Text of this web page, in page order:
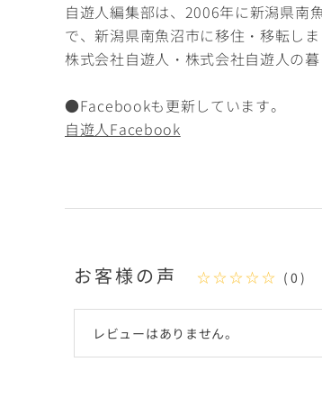
自遊人編集部は、2006年に新潟県南
で、新潟県南魚沼市に移住・移転しま
株式会社自遊人・株式会社自遊人の
●Facebookも更新しています。
自遊人Facebook
お客様の声 ☆☆☆☆☆ (0)
レビューはありません。